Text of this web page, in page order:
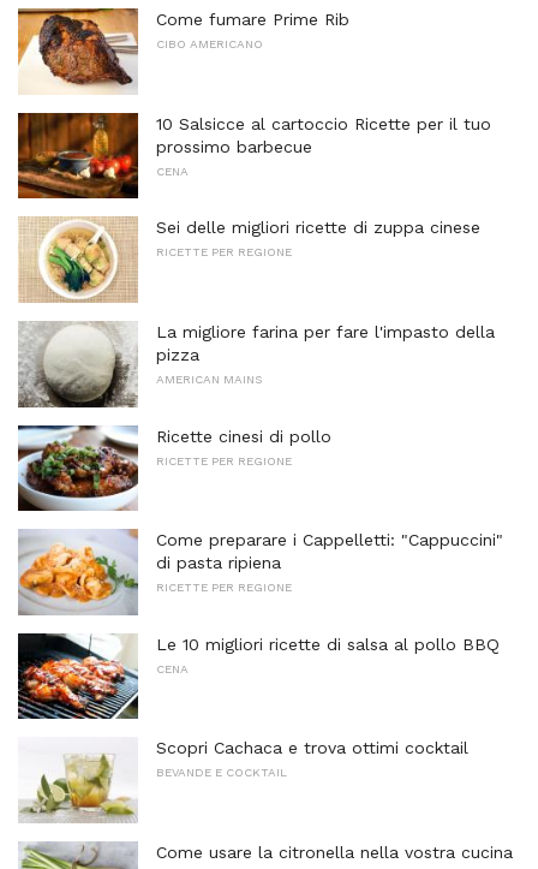
Come fumare Prime Rib
CIBO AMERICANO
10 Salsicce al cartoccio Ricette per il tuo
prossimo barbecue
CENA
Sei delle migliori ricette di zuppa cinese
RICETTE PER REGIONE
La migliore farina per fare l'impasto della
pizza
AMERICAN MAINS
Ricette cinesi di pollo
RICETTE PER REGIONE
Come preparare i Cappelletti: "Cappuccini"
di pasta ripiena
RICETTE PER REGIONE
Le 10 migliori ricette di salsa al pollo BBQ
CENA
Scopri Cachaca e trova ottimi cocktail
BEVANDE E COCKTAIL
Come usare la citronella nella vostra cucina